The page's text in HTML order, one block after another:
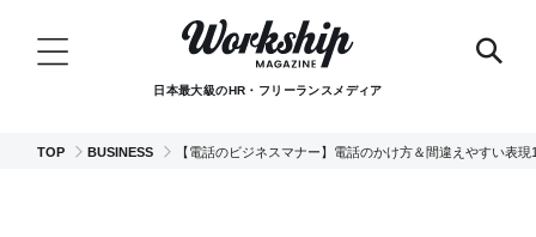
日本最大級のHR・フリーランスメディア
TOP BUSINESS 【電話のビジネスマナー】電話のかけ方＆間違えやすい表現